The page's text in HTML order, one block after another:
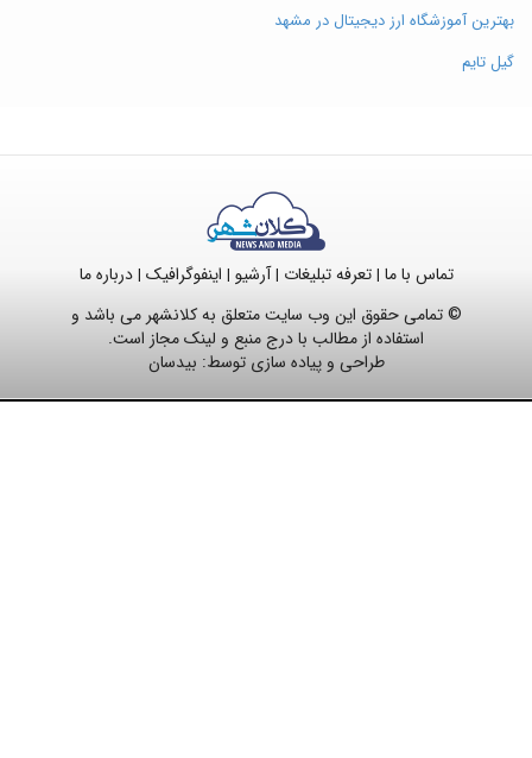
بهترین آموزشگاه ارز دیجیتال در مشهد
گیل تایم
تماس با ما |تعرفه تبلیغات |آرشیو | اینفوگرافیک |درباره ما
© تمامی حقوق این وب سایت متعلق به کلانشهر می باشد و
استفاده از مطالب با درج منبع و لینک مجاز است.
طراحی و پیاده سازی توسط: بیدسان